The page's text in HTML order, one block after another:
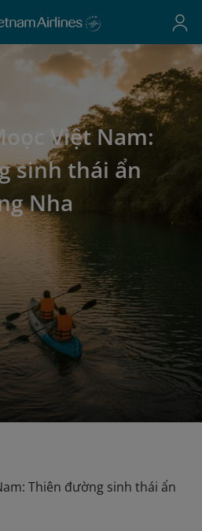
Việt Nam:
sinh thái ẩn
Nha
Thiên đường sinh thái ẩn